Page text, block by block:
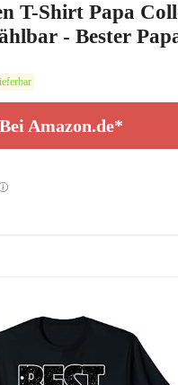
T-Shirt Papa
- Bester
Bei Amazon.de*